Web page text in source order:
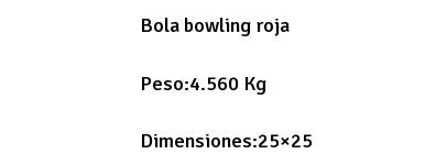
Bola bowling roja
Peso:4.560 Kg
Dimensiones:25×25